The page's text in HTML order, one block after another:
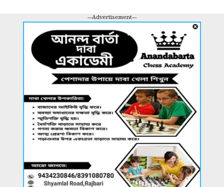
---Advertisement---